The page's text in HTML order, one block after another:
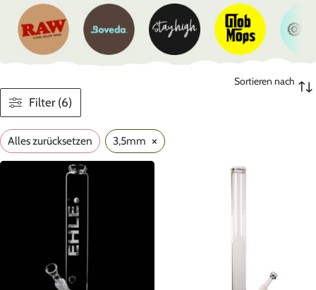
Filter (6)
Sortieren nach
Alles zurücksetzen 3,5mm ×